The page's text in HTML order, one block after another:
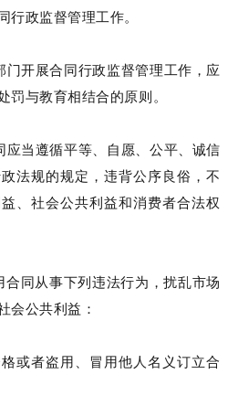
行政监督管理工作。
门开展合同行政监督管理工作，应
罚与教育相结合的原则。
应当遵循平等、自愿、公平、诚信
法规的规定，违背公序良俗，不
、社会公共利益和消费者合法权
合同从事下列违法行为，扰乱市场
会公共利益：
或者盗用、冒用他人名义订立合